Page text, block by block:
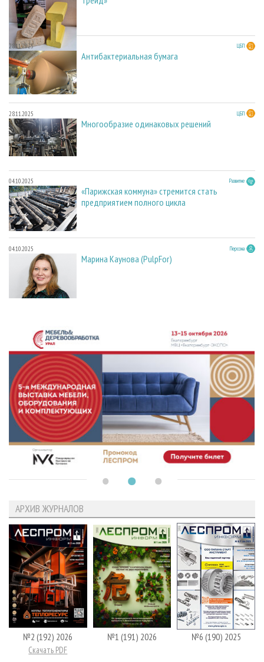
28.11.2025 ЦБП
Антибактериальная бумага
28.11.2025 ЦБП
Многообразие одинаковых решений
04.10.2025 Развитие
«Парижская коммуна» стремится стать
предприятием полного цикла
04.10.2025 Персона
Марина Каунова (PulpFor)
АРХИВ ЖУРНАЛОВ
№2 (192) 2026
Скачать PDF
№1 (191) 2026 №6 (190) 2025